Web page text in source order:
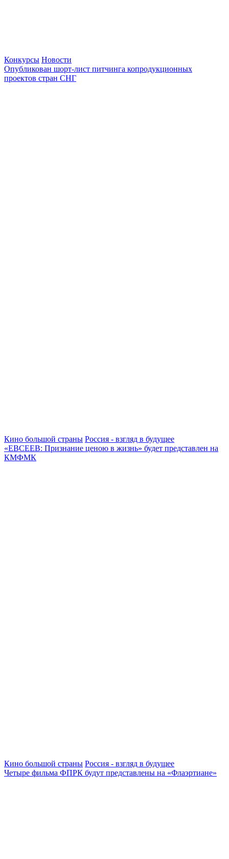
Конкурсы Новости
Опубликован шорт-лист питчинга копродукционных
проектов стран СНГ
Кино большой страны Россия - взгляд в будущее
«ЕВСЕЕВ: Признание ценою в жизнь» будет представлен на
КМФМК
Кино большой страны Россия - взгляд в будущее
Четыре фильма ФПРК будут представлены на «Флаэртиане»